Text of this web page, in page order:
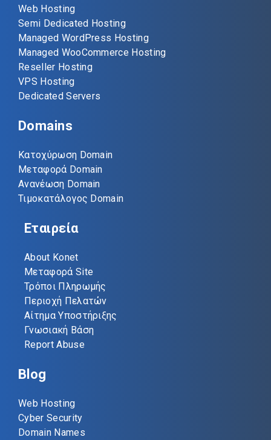
Web Hosting
Semi Dedicated Hosting
Managed WordPress Hosting
Managed WooCommerce Hosting
Reseller Hosting
VPS Hosting
Dedicated Servers
Domains
Κατοχύρωση Domain
Μεταφορά Domain
Ανανέωση Domain
Τιμοκατάλογος Domain
Εταιρεία
About Konet
Μεταφορά Site
Τρόποι Πληρωμής
Περιοχή Πελατών
Αίτημα Υποστήριξης
Γνωσιακή Βάση
Report Abuse
Blog
Web Hosting
Cyber Security
Domain Names